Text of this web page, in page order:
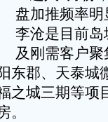
盘加推频率
李沧是目前
及刚需客户
东郡、天泰城
之城三期等项
。